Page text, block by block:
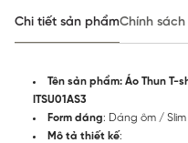
Chi tiết sản phẩmChính
Tên sản phẩm: Áo Thun T-
ITSU01AS3
Form dáng: Dáng ôm / Slim
Mô tả thiết kế: